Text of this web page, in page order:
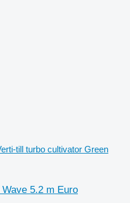
till turbo cultivator Green
5.2 m Euro